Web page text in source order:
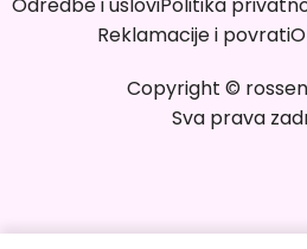
Reklamacije i povrati
Copyright ©
Sva prava